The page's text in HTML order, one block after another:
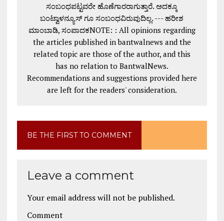
ಸಂಬಂಧಪಟ್ಟವರೇ ಹೊಣೆಗಾರರಾಗುತ್ತಾರೆ. ಅದಕ್ಕೂ
ಬಂಟ್ವಾಳನ್ಯೂಸ್ ಗೂ ಸಂಬಂಧವಿರುವುದಿಲ್ಲ. --- ಹರೀಶ
ಮಾಂಬಾಡಿ, ಸಂಪಾದಕNOTE: : All opinions regarding
the articles published in bantwalnews and the
related topic are those of the author, and this
has no relation to BantwalNews.
Recommendations and suggestions provided here
are left for the readers' consideration.
BE THE FIRST TO COMMENT
Leave a comment
Your email address will not be published.
Comment